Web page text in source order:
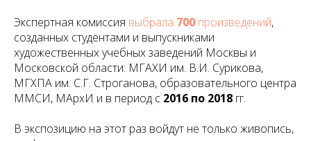
Экспертная комиссия выбрала 700 произведений,
созданных студентами и выпускниками
художественных учебных заведений Москвы и
Московской области: МГАХИ им. В.И. Сурикова,
МГХПА им. С.Г. Строганова, образовательного центра
ММСИ, МАрхИ и в период с 2016 по 2018 гг.
В экспозицию на этот раз войдут не только живопись,